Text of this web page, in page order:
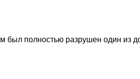
был полностью разрушен один из